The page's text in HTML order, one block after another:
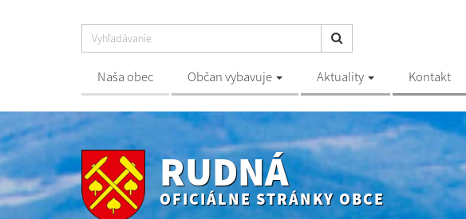
Naša obec Občan vybavuje Aktuality Kontakt
RUDNÁ
OFICIÁLNE STRÁNKY OBCE